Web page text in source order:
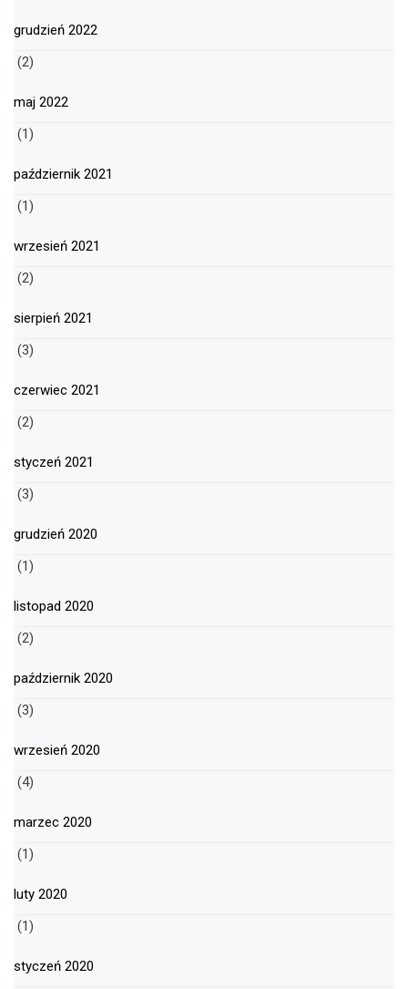
grudzień 2022
(2)
maj 2022
(1)
październik 2021
(1)
wrzesień 2021
(2)
sierpień 2021
(3)
czerwiec 2021
(2)
styczeń 2021
(3)
grudzień 2020
(1)
listopad 2020
(2)
październik 2020
(3)
wrzesień 2020
(4)
marzec 2020
(1)
luty 2020
(1)
styczeń 2020